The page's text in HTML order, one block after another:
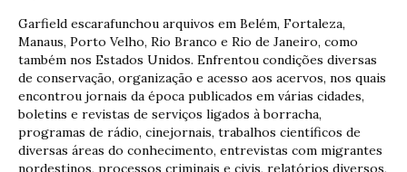
Garfield escarafunchou arquivos em Belém, Fortaleza,
Manaus, Porto Velho, Rio Branco e Rio de Janeiro, como
também nos Estados Unidos. Enfrentou condições diversas
de conservação, organização e acesso aos acervos, nos quais
encontrou jornais da época publicados em várias cidades,
boletins e revistas de serviços ligados à borracha,
programas de rádio, cinejornais, trabalhos científicos de
diversas áreas do conhecimento, entrevistas com migrantes
nordestinos, processos criminais e civis, relatórios diversos,